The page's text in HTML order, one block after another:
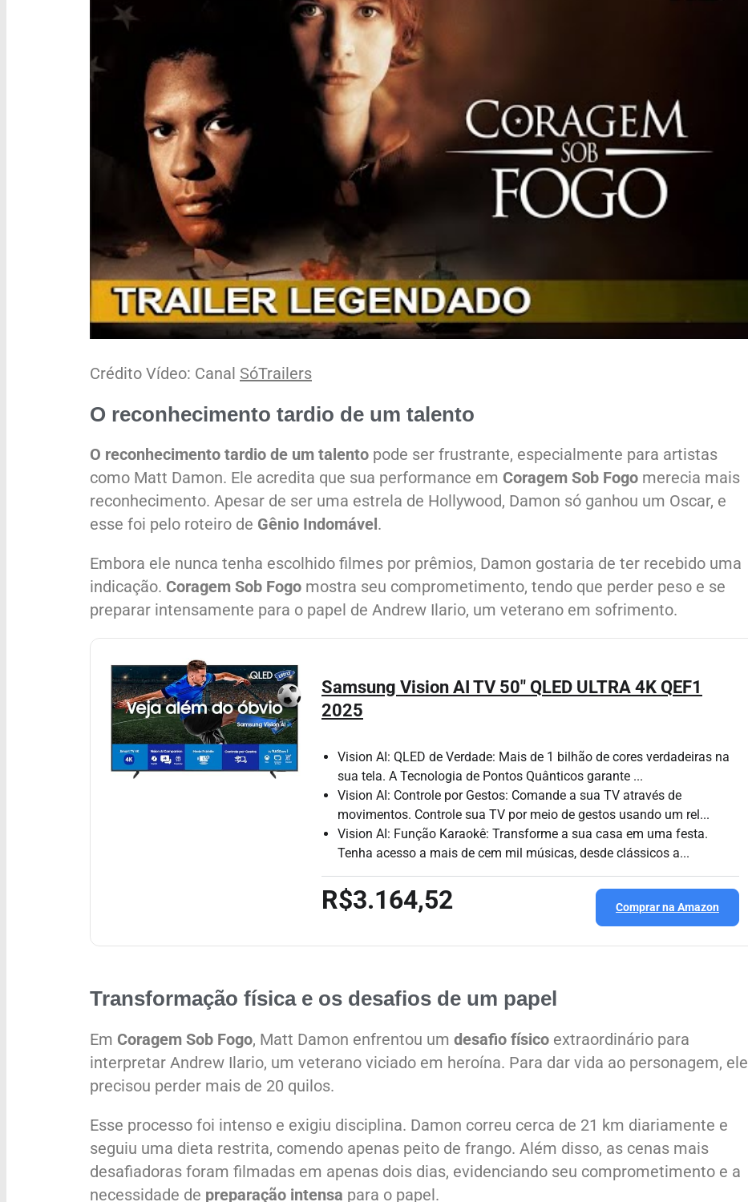
Crédito Vídeo: Canal SóTrailers
O reconhecimento tardio de um talento
O reconhecimento tardio de um talento pode ser frustrante, especialmente para artistas
como Matt Damon. Ele acredita que sua performance em Coragem Sob Fogo merecia mais
reconhecimento. Apesar de ser uma estrela de Hollywood, Damon só ganhou um Oscar, e
esse foi pelo roteiro de Gênio Indomável.
Embora ele nunca tenha escolhido filmes por prêmios, Damon gostaria de ter recebido uma
indicação. Coragem Sob Fogo mostra seu comprometimento, tendo que perder peso e se
preparar intensamente para o papel de Andrew Ilario, um veterano em sofrimento.
Samsung Vision AI TV 50" QLED ULTRA 4K QEF1
2025
Vision AI: QLED de Verdade: Mais de 1 bilhão de cores verdadeiras na
sua tela. A Tecnologia de Pontos Quânticos garante ...
Vision AI: Controle por Gestos: Comande a sua TV através de
movimentos. Controle sua TV por meio de gestos usando um rel...
Vision AI: Função Karaokê: Transforme a sua casa em uma festa.
Tenha acesso a mais de cem mil músicas, desde clássicos a...
R$3.164,52 Comprar na Amazon
Transformação física e os desafios de um papel
Em Coragem Sob Fogo, Matt Damon enfrentou um desafio físico extraordinário para
interpretar Andrew Ilario, um veterano viciado em heroína. Para dar vida ao personagem, ele
precisou perder mais de 20 quilos.
Esse processo foi intenso e exigiu disciplina. Damon correu cerca de 21 km diariamente e
seguiu uma dieta restrita, comendo apenas peito de frango. Além disso, as cenas mais
desafiadoras foram filmadas em apenas dois dias, evidenciando seu comprometimento e a
necessidade de preparação intensa para o papel.